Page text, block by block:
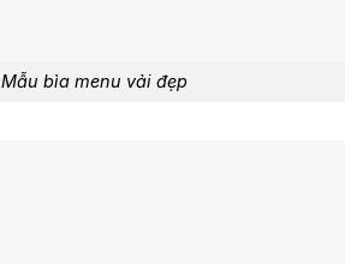
Mẫu bìa menu vải đẹp